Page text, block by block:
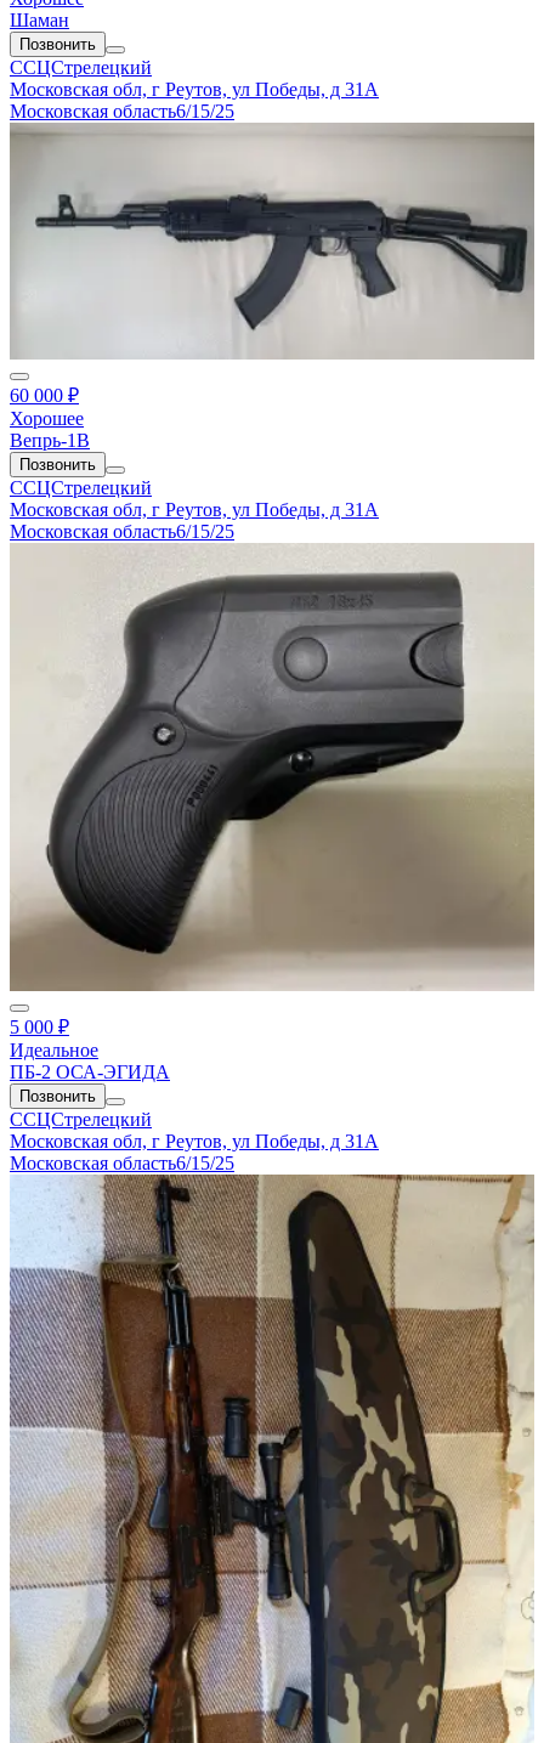
Шаман
Позвонить
ССЦСтрелецкий
Московская обл, г Реутов, ул Победы, д 31А
Московская область6/15/25
60 000 ₽
Хорошее
Вепрь-1В
Позвонить
ССЦСтрелецкий
Московская обл, г Реутов, ул Победы, д 31А
Московская область6/15/25
5 000 ₽
Идеальное
ПБ-2 ОСА-ЭГИДА
Позвонить
ССЦСтрелецкий
Московская обл, г Реутов, ул Победы, д 31А
Московская область6/15/25